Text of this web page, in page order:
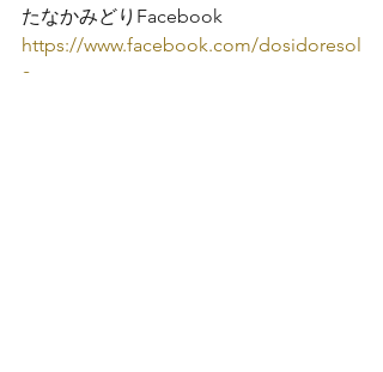
https://www.facebook.com/dosidoresol
a